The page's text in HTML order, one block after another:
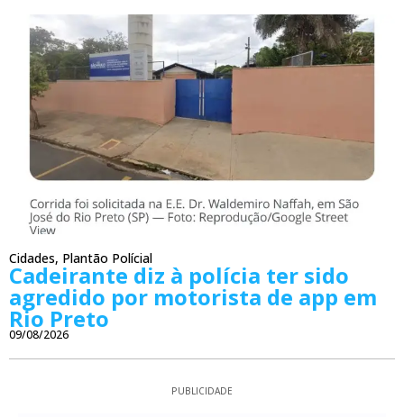
Cidades, Plantão Polícial
Cadeirante diz à polícia ter sido
agredido por motorista de app em
Rio Preto
09/08/2026
PUBLICIDADE